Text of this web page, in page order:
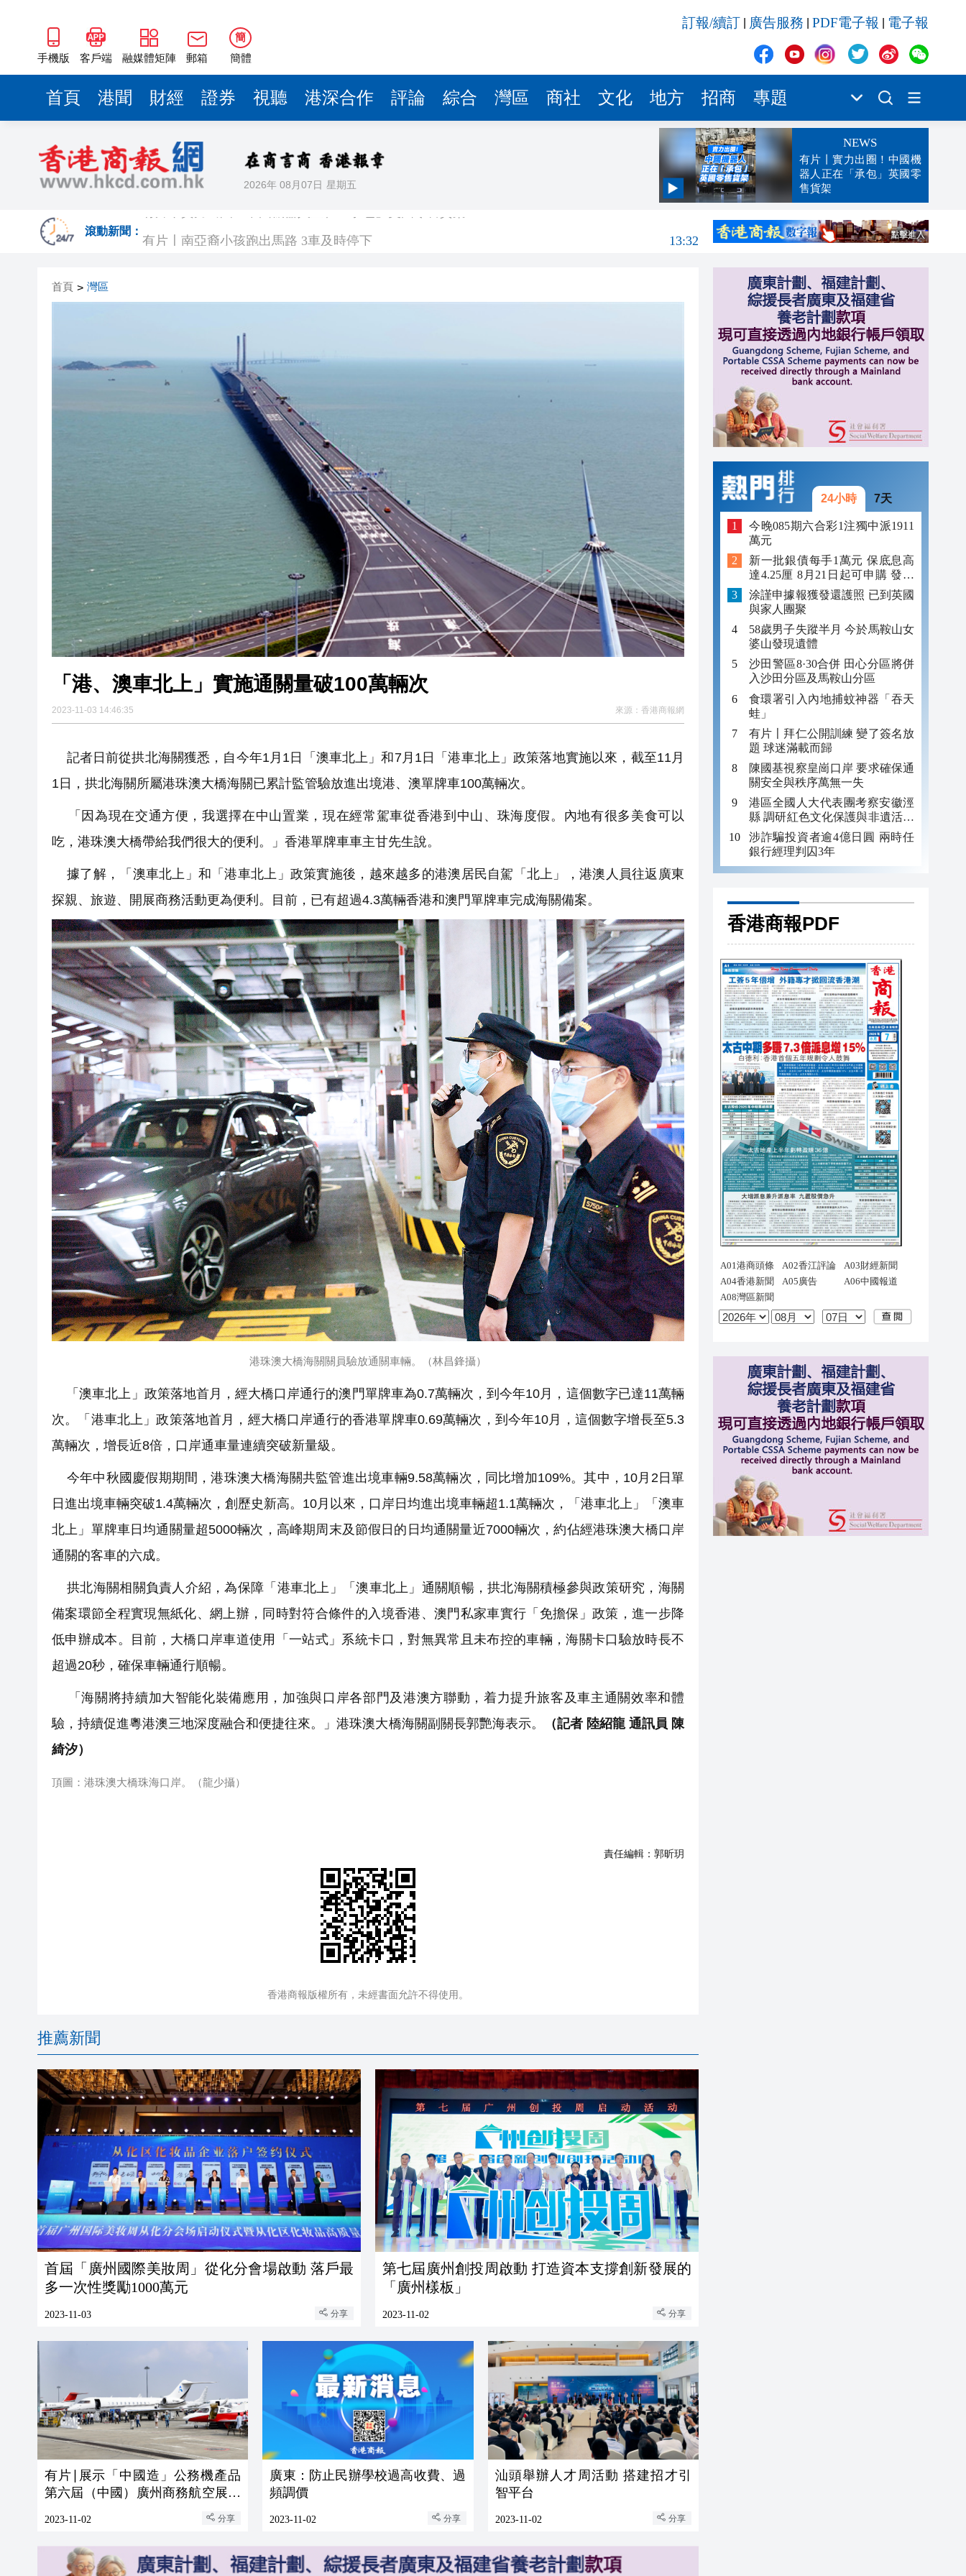
手機版 客戶端 融媒體矩陣 郵箱
簡
簡體
訂報/續訂 廣告服務 PDF電子報 電子報
首頁 港聞 財經 證券 視聽 港深合作 評論 綜合 灣區 商社 文化 地方 招商 專題
2026年 08月07日 星期五
NEWS
有片丨實力出圈！中國機
器人正在「承包」英國零
售貨架
滾動新聞：
13:42
有片〡南亞裔小孩跑出馬路 3車及時停下
【新股最前線】拿森科技上市首日早盤漲逾七成
有片〡霍啟剛FB「當你看見可以吃的毛筆」網民點贊：滿腹墨水
有片｜重慶一隧道口驚現飛車上樹 監控記錄「起飛瞬間」
首頁 > 灣區
「港、澳車北上」實施通關量破100萬輛次
2023-11-03 14:46:35 來源： 香港商報網
記者日前從拱北海關獲悉，自今年1月1日「澳車北上」和7月1日「港車北上」政策落地實施以來，截至11月
1日，拱北海關所屬港珠澳大橋海關已累計監管驗放進出境港、澳單牌車100萬輛次。
「因為現在交通方便，我選擇在中山置業，現在經常駕車從香港到中山、珠海度假。內地有很多美食可以
吃，港珠澳大橋帶給我們很大的便利。」香港單牌車車主甘先生說。
據了解，「澳車北上」和「港車北上」政策實施後，越來越多的港澳居民自駕「北上」，港澳人員往返廣東
探親、旅遊、開展商務活動更為便利。目前，已有超過4.3萬輛香港和澳門單牌車完成海關備案。
港珠澳大橋海關關員驗放通關車輛。（林昌鋒攝）
「澳車北上」政策落地首月，經大橋口岸通行的澳門單牌車為0.7萬輛次，到今年10月，這個數字已達11萬輛
次。「港車北上」政策落地首月，經大橋口岸通行的香港單牌車0.69萬輛次，到今年10月，這個數字增長至5.3
萬輛次，增長近8倍，口岸通車量連續突破新量級。
今年中秋國慶假期期間，港珠澳大橋海關共監管進出境車輛9.58萬輛次，同比增加109%。其中，10月2日單
日進出境車輛突破1.4萬輛次，創歷史新高。10月以來，口岸日均進出境車輛超1.1萬輛次，「港車北上」「澳車
北上」單牌車日均通關量超5000輛次，高峰期周末及節假日的日均通關量近7000輛次，約佔經港珠澳大橋口岸
通關的客車的六成。
拱北海關相關負責人介紹，為保障「港車北上」「澳車北上」通關順暢，拱北海關積極參與政策研究，海關
備案環節全程實現無紙化、網上辦，同時對符合條件的入境香港、澳門私家車實行「免擔保」政策，進一步降
低申辦成本。目前，大橋口岸車道使用「一站式」系統卡口，對無異常且未布控的車輛，海關卡口驗放時長不
超過20秒，確保車輛通行順暢。
「海關將持續加大智能化裝備應用，加強與口岸各部門及港澳方聯動，着力提升旅客及車主通關效率和體
驗，持續促進粵港澳三地深度融合和便捷往來。」港珠澳大橋海關副關長郭艷海表示。
（記者 陸紹龍 通訊員 陳
綺汐）
頂圖：港珠澳大橋珠海口岸。（龍少攝）
責任編輯： 郭昕玥
香港商報版權所有，未經書面允許不得使用。
推薦新聞
首屆「廣州國際美妝周」從化分會場啟動 落戶最
多一次性獎勵1000萬元
2023-11-03 分享
第七屆廣州創投周啟動 打造資本支撐創新發展的
「廣州樣板」
2023-11-02 分享
有片∣展示「中國造」公務機產品
第六屆（中國）廣州商務航空展揭
2023-11-02 分享
廣東：防止民辦學校過高收費、過
頻調價
2023-11-02 分享
汕頭舉辦人才周活動 搭建招才引
智平台
2023-11-02 分享
24小時 7天
今晚085期六合彩1注獨中派1911
萬元
新一批銀債每手1萬元 保底息高
達4.25厘 8月21日起可申購 發行
金額最多550億
涂謹申據報獲發還護照 已到英國
與家人團聚
58歲男子失蹤半月 今於馬鞍山女
婆山發現遺體
沙田警區8·30合併 田心分區將併
入沙田分區及馬鞍山分區
食環署引入內地捕蚊神器「吞天
蛙」
有片〡拜仁公開訓練 變了簽名放
題 球迷滿載而歸
陳國基視察皇崗口岸 要求確保通
關安全與秩序萬無一失
港區全國人大代表團考察安徽涇
縣 調研紅色文化保護與非遺活態
傳承
涉詐騙投資者逾4億日圓 兩時任
銀行經理判囚3年
香港商報PDF